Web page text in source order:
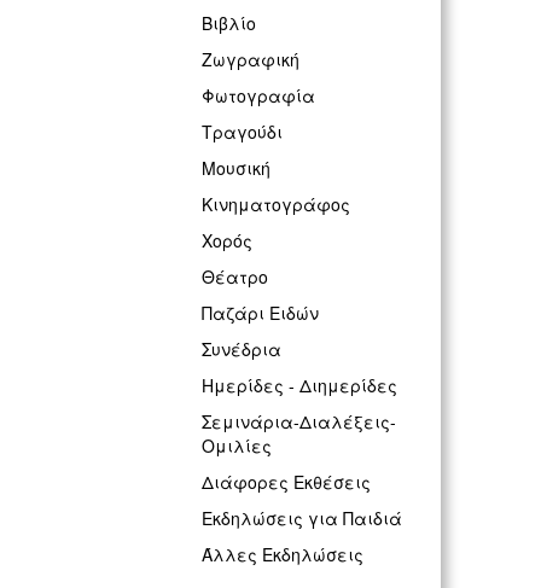
Βιβλίο
Ζωγραφική
Φωτογραφία
Τραγούδι
Μουσική
Κινηματογράφος
Χορός
Θέατρο
Παζάρι Ειδών
Συνέδρια
Ημερίδες - Διημερίδες
Σεμινάρια-Διαλέξεις-
Ομιλίες
Διάφορες Εκθέσεις
Εκδηλώσεις για Παιδιά
Άλλες Εκδηλώσεις